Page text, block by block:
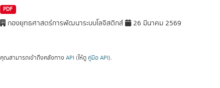
PDF
กองยุทธศาสตร์การพัฒนาระบบโลจิสติกส์ 26 มีนาคม 2569
คุณสามารถเข้าถึงคลังทาง API (ให้ดู คู่มือ API).